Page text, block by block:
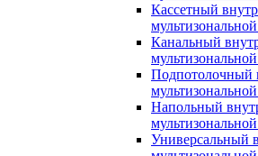
Кассетный
Канальный
Подпотолочный
Напольный
Универсальный